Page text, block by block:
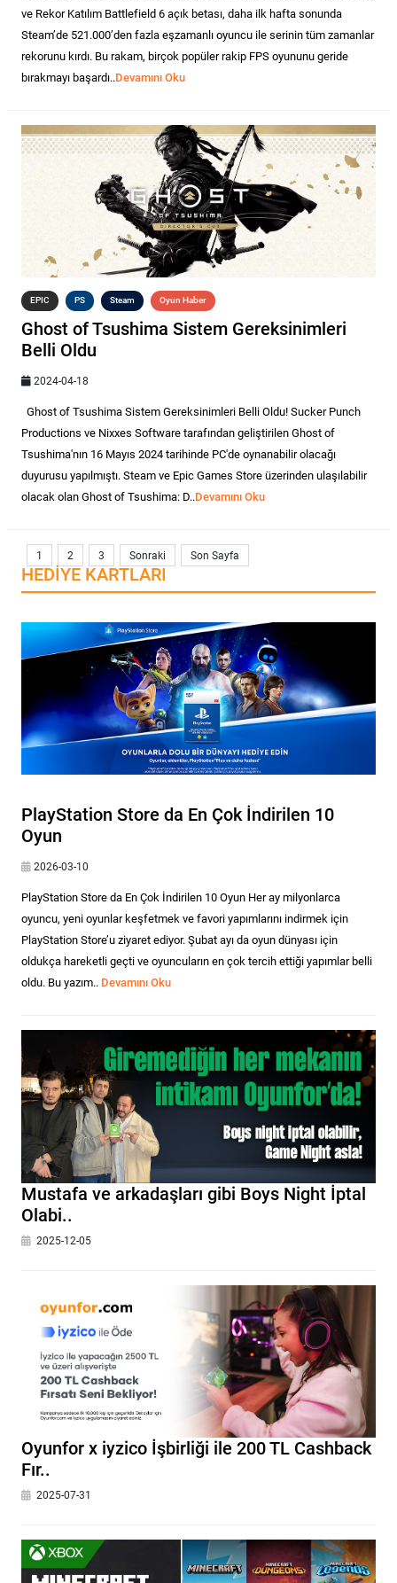
ve Rekor Katılım Battlefield 6 açık betası, daha ilk hafta sonunda
Steam’de 521.000’den fazla eşzamanlı oyuncu ile serinin tüm zamanlar
rekorunu kırdı. Bu rakam, birçok popüler rakip FPS oyununu geride
bırakmayı başardı..Devamını Oku
EPIC PS Steam Oyun Haber
Ghost of Tsushima Sistem Gereksinimleri
Belli Oldu
2024-04-18
Ghost of Tsushima Sistem Gereksinimleri Belli Oldu! Sucker Punch
Productions ve Nixxes Software tarafından geliştirilen Ghost of
Tsushima'nın 16 Mayıs 2024 tarihinde PC'de oynanabilir olacağı
duyurusu yapılmıştı. Steam ve Epic Games Store üzerinden ulaşılabilir
olacak olan Ghost of Tsushima: D..Devamını Oku
1 2 3 Sonraki Son Sayfa
HEDIYE KARTLARI
PlayStation Store da En Çok İndirilen 10
Oyun
2026-03-10
PlayStation Store da En Çok İndirilen 10 Oyun Her ay milyonlarca
oyuncu, yeni oyunlar keşfetmek ve favori yapımlarını indirmek için
PlayStation Store’u ziyaret ediyor. Şubat ayı da oyun dünyası için
oldukça hareketli geçti ve oyuncuların en çok tercih ettiği yapımlar belli
oldu. Bu yazım.. Devamını Oku
Mustafa ve arkadaşları gibi Boys Night İptal
Olabi..
2025-12-05
Oyunfor x iyzico İşbirliği ile 200 TL Cashback
Fır..
2025-07-31